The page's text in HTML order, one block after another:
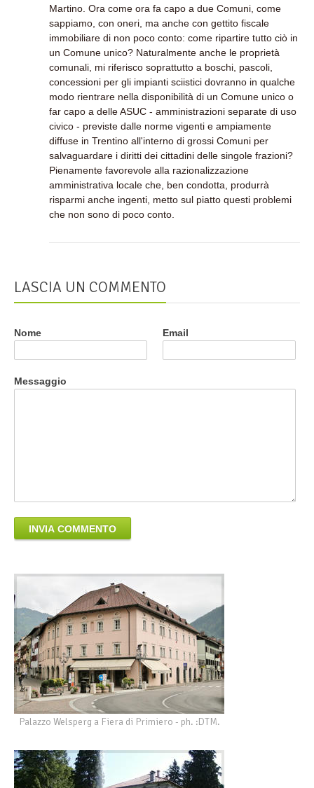
Martino. Ora come ora fa capo a due Comuni, come
sappiamo, con oneri, ma anche con gettito fiscale
immobiliare di non poco conto: come ripartire tutto ciò in
un Comune unico? Naturalmente anche le proprietà
comunali, mi riferisco soprattutto a boschi, pascoli,
concessioni per gli impianti sciistici dovranno in qualche
modo rientrare nella disponibilità di un Comune unico o
far capo a delle ASUC - amministrazioni separate di uso
civico - previste dalle norme vigenti e ampiamente
diffuse in Trentino all'interno di grossi Comuni per
salvaguardare i diritti dei cittadini delle singole frazioni?
Pienamente favorevole alla razionalizzazione
amministrativa locale che, ben condotta, produrrà
risparmi anche ingenti, metto sul piatto questi problemi
che non sono di poco conto.
LASCIA UN COMMENTO
Nome Email
Messaggio
INVIA COMMENTO
Palazzo Welsperg a Fiera di Primiero - ph. :DTM.